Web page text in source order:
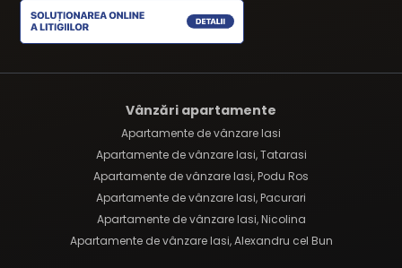
Vânzări apartamente
Apartamente de vânzare Iasi
Apartamente de vânzare Iasi, Tatarasi
Apartamente de vânzare Iasi, Podu Ros
Apartamente de vânzare Iasi, Pacurari
Apartamente de vânzare Iasi, Nicolina
Apartamente de vânzare Iasi, Alexandru cel Bun